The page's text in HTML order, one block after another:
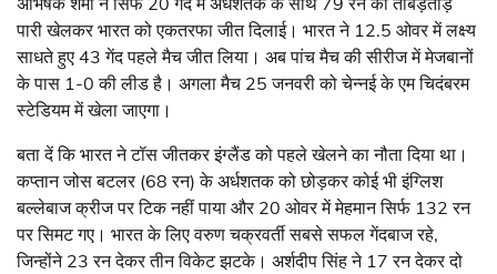
पारी खेलकर भारत को एकतरफा जीत दिलाई। भारत ने 12.5 ओवर में लक्ष्य
साधते हुए 43 गेंद पहले मैच जीत लिया। अब पांच मैच की सीरीज में मेजबानों
के पास 1-0 की लीड है। अगला मैच 25 जनवरी को चेन्नई के एम चिदंबरम
स्टेडियम में खेला जाएगा।
बता दें कि भारत ने टॉस जीतकर इंग्लैंड को पहले खेलने का नौता दिया था।
कप्तान जोस बटलर (68 रन) के अर्धशतक को छोड़कर कोई भी इंग्लिश
बल्लेबाज क्रीज पर टिक नहीं पाया और 20 ओवर में मेहमान सिर्फ 132 रन
पर सिमट गए। भारत के लिए वरुण चक्रवर्ती सबसे सफल गेंदबाज रहे,
जिन्होंने 23 रन देकर तीन विकेट झटके। अर्शदीप सिंह ने 17 रन देकर दो